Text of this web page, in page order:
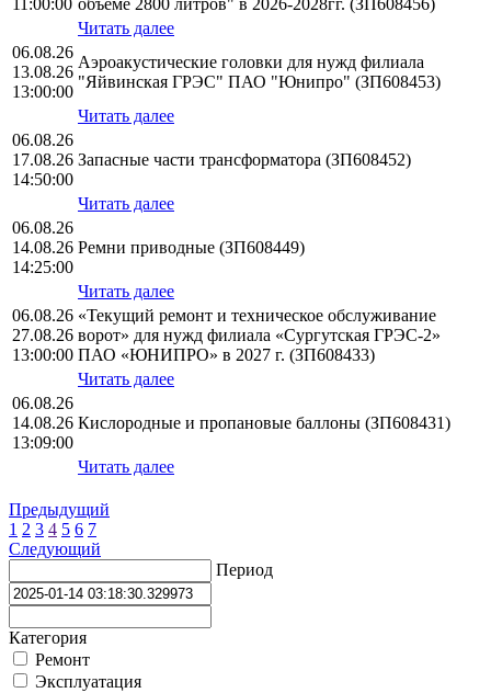
11:00:00 объеме 2800 литров" в 2026-2028гг. (ЗП608456)
Читать далее
06.08.26
13.08.26
13:00:00
Аэроакустические головки для нужд филиала
"Яйвинская ГРЭС" ПАО "Юнипро" (ЗП608453)
Читать далее
06.08.26
17.08.26
14:50:00
Запасные части трансформатора (ЗП608452)
Читать далее
06.08.26
14.08.26
14:25:00
Ремни приводные (ЗП608449)
Читать далее
06.08.26
27.08.26
13:00:00
«Текущий ремонт и техническое обслуживание
ворот» для нужд филиала «Сургутская ГРЭС-2»
ПАО «ЮНИПРО» в 2027 г. (ЗП608433)
Читать далее
06.08.26
14.08.26
13:09:00
Кислородные и пропановые баллоны (ЗП608431)
Читать далее
Предыдущий
1 2 3 4 5 6 7
Следующий
Период
Категория
Ремонт
Эксплуатация